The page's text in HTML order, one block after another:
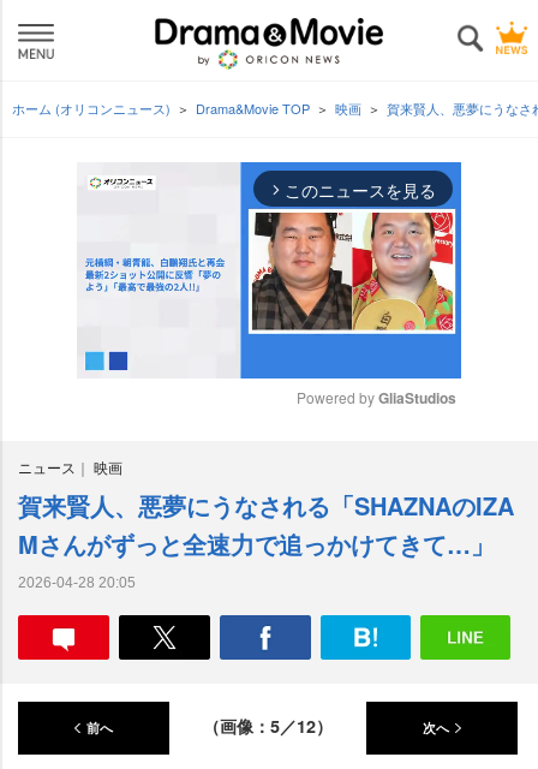
ホーム (オリコンニュース) Drama&Movie TOP 映画 賀来賢人、悪夢にうな
arrow_forward_ios このニュースを見る
e
Powered by GliaStudios
ニュース 映画
賀来賢人、悪夢にうなされる「SHAZNAのIZA
Mさんがずっと全速力で追っかけてきて…」
2026-04-28 20:05
前へ （画像：5／12） 次へ